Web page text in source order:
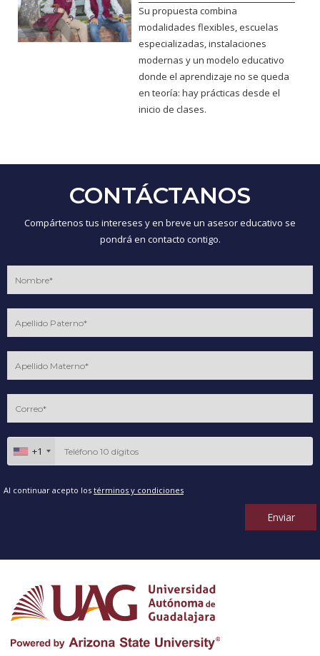
Su propuesta combina
modalidades flexibles, escuelas
especializadas, instalaciones
modernas y un modelo educativo
donde el aprendizaje no se queda
en teoría: hay prácticas desde el
inicio de clases.
CONTÁCTANOS
Compártenos tus intereses y en breve un asesor educativo se
pondrá en contacto contigo.
+1
Al continuar acepto los términos y condiciones
Enviar